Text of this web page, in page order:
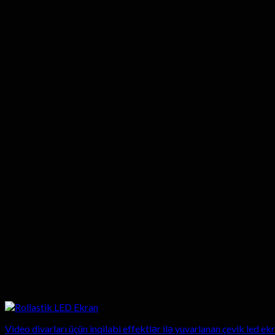
Video divarları üçün inqilabi effektlər ilə yuvarlanan çevik led